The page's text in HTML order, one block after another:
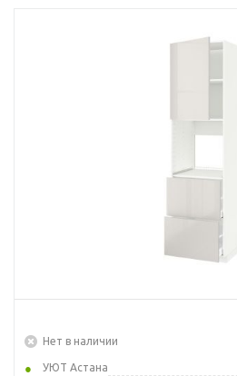
Нет в наличии
УЮТ Астана